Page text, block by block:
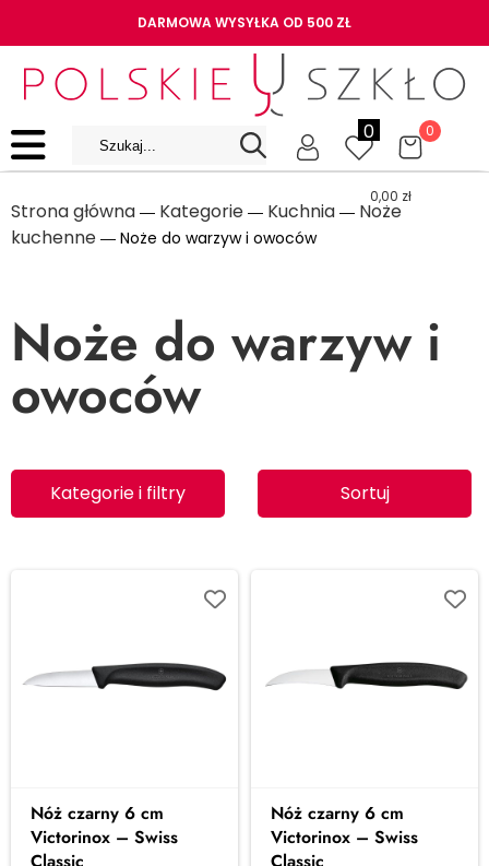
DARMOWA WYSYŁKA OD 500 ZŁ
0 0
0,00 zł
Strona główna ― Kategorie ― Kuchnia ― Noże
kuchenne ― Noże do warzyw i owoców
Noże do warzyw i
owoców
Kategorie i filtry Sortuj
Nóż czarny 6 cm
Victorinox – Swiss
Nóż czarny 6 cm
Victorinox – Swiss